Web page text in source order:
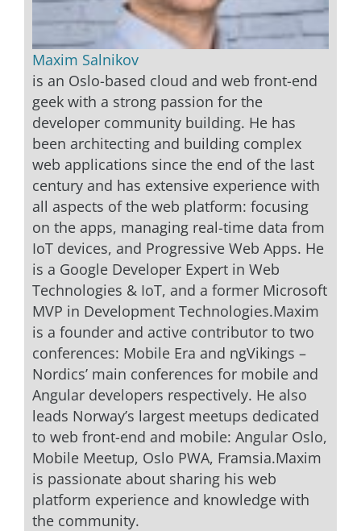
Maxim Salnikov
is an Oslo-based cloud and web front-end
geek with a strong passion for the
developer community building. He has
been architecting and building complex
web applications since the end of the last
century and has extensive experience with
all aspects of the web platform: focusing
on the apps, managing real-time data from
IoT devices, and Progressive Web Apps. He
is a Google Developer Expert in Web
Technologies & IoT, and a former Microsoft
MVP in Development Technologies.Maxim
is a founder and active contributor to two
conferences: Mobile Era and ngVikings –
Nordics’ main conferences for mobile and
Angular developers respectively. He also
leads Norway’s largest meetups dedicated
to web front-end and mobile: Angular Oslo,
Mobile Meetup, Oslo PWA, Framsia.Maxim
is passionate about sharing his web
platform experience and knowledge with
the community.